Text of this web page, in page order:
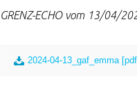
GRENZ-ECHO vom 13/04/
2024-04-13_gaf_emma